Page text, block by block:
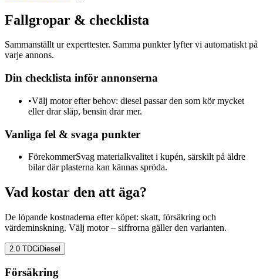
Fallgropar & checklista
Sammanställt ur experttester. Samma punkter lyfter vi automatiskt på
varje annons.
Din checklista inför annonserna
•Välj motor efter behov: diesel passar den som kör mycket
eller drar släp, bensin drar mer.
Vanliga fel & svaga punkter
FörekommerSvag materialkvalitet i kupén, särskilt på äldre
bilar där plasterna kan kännas spröda.
Vad kostar den att äga?
De löpande kostnaderna efter köpet: skatt, försäkring och
värdeminskning. Välj motor – siffrorna gäller den varianten.
2.0 TDCi Diesel
Försäkring